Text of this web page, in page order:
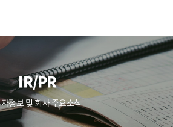
IR/PR
정보 및 회사 주요소식